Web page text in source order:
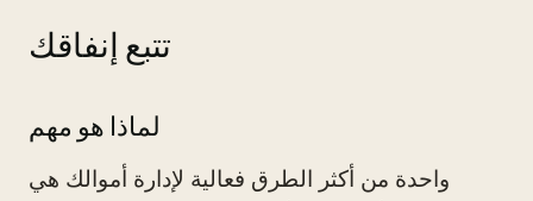
تتبع إنفاقك
لماذا هو مهم
واحدة من أكثر الطرق فعالية لإدارة أموالك هي